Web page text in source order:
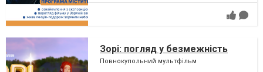
Зорі: погляд у безмежність
Повнокупольний мультфільм